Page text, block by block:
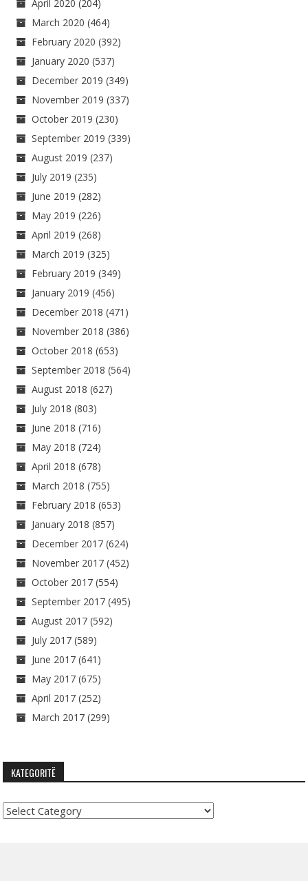
April 2020 (204)
March 2020 (464)
February 2020 (392)
January 2020 (537)
December 2019 (349)
November 2019 (337)
October 2019 (230)
September 2019 (339)
August 2019 (237)
July 2019 (235)
June 2019 (282)
May 2019 (226)
April 2019 (268)
March 2019 (325)
February 2019 (349)
January 2019 (456)
December 2018 (471)
November 2018 (386)
October 2018 (653)
September 2018 (564)
August 2018 (627)
July 2018 (803)
June 2018 (716)
May 2018 (724)
April 2018 (678)
March 2018 (755)
February 2018 (653)
January 2018 (857)
December 2017 (624)
November 2017 (452)
October 2017 (554)
September 2017 (495)
August 2017 (592)
July 2017 (589)
June 2017 (641)
May 2017 (675)
April 2017 (252)
March 2017 (299)
KATEGORITË
Kategoritë